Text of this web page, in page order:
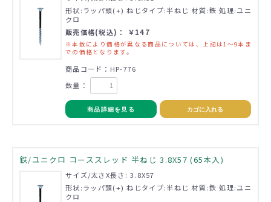
形状:ラッパ頭(+) ねじタイプ:半ねじ 材質:鉄 処理:ユニ
クロ
販売価格(税込)： ￥147
※本数により価格が異なる商品については、上記は1～9本ま
での価格となります。
商品コード：HP-776
数量：
商品詳細を見る カゴに入れる
鉄/ユニクロ コーススレッド 半ねじ 3.8X57 (65本入)
サイズ/太さX長さ: 3.8X57
形状:ラッパ頭(+) ねじタイプ:半ねじ 材質:鉄 処理:ユニ
クロ